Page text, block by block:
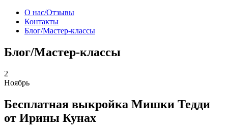
О нас/Отзывы
Контакты
Блог/Мастер-классы
Блог/Мастер-классы
2
Ноябрь
Бесплатная выкройка Мишки Тедди
от Ирины Кунах